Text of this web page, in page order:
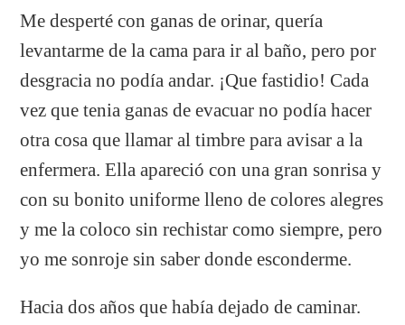
Me desperté con ganas de orinar, quería
levantarme de la cama para ir al baño, pero por
desgracia no podía andar. ¡Que fastidio! Cada
vez que tenia ganas de evacuar no podía hacer
otra cosa que llamar al timbre para avisar a la
enfermera. Ella apareció con una gran sonrisa y
con su bonito uniforme lleno de colores alegres
y me la coloco sin rechistar como siempre, pero
yo me sonroje sin saber donde esconderme.
Hacia dos años que había dejado de caminar.